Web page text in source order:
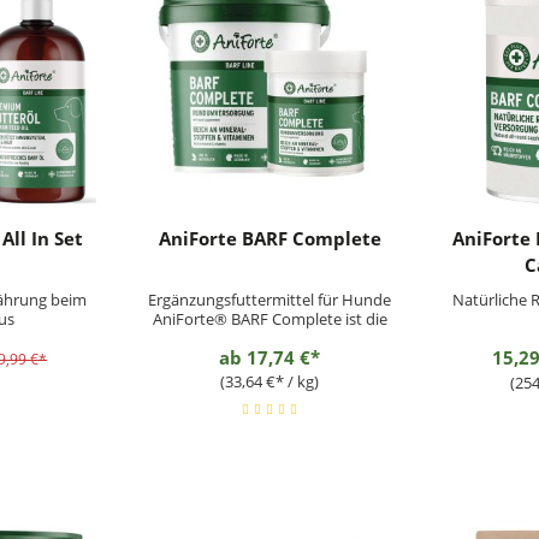
In Set
beim
€*
AniForte BARF Complete
Ergänzungsfuttermittel für Hunde
AniForte® BARF Complete ist die
artgerechte Rundumversorgung
für Deinen Hund. Die Spezial-
Zusatz-Mischung mit Kräutern
bietet Deinem Hund die
ab 17,74 €*
(33,64 €* / kg)
AniForte
Natürliche